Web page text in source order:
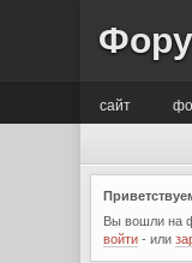
сайт
Вы вошли на
войти - или